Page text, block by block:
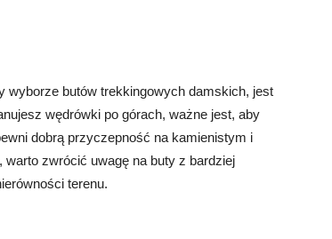
butów trekkingowych damskich, jest
wędrówki po górach, ważne jest, aby
dobrą przyczepność na kamienistym i
zwrócić uwagę na buty z bardziej
terenu.